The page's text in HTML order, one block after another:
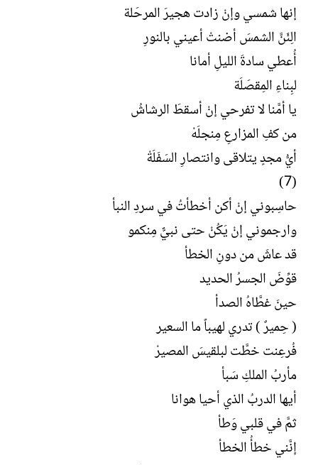
إنها شمسي وإنْ زادت هجيرَ المرحَلة
الِئَنَّ الشمسَ أضنتْ أعيني بالنورِ
أُعطي سادةَ الليلِ أمانا
لبِناءِ المِقصَلَة
يا أمَّنا لا تفرحي إنْ أسقطَ الرشاشُ
من كفِ المزارعِ مِنجلَهْ
أيُّ مجدٍ يتلاقى وانتصارِ السَفَلَةْ
(7)
حاسِبوني إنْ أكن أخطأتُ في سردِ النبأ
وارجموني إنْ يَكُنْ حتى نبيٌّ مِنكمو
قد عاشَ من دونِ الخطأ
قوِّضَ الجسرُ الحديد
حينَ غطَّاهُ الصدأ
( حِميرٌ ) تدري لهيباً ما السعير
فُرعِنت خطَّت لبلقيسَ المصيرْ
مأربُ الملكِ سَبأ
أيها الدربُ الذي أحيا هوانا
ثمَّ في قلبي وَطأ
إنَّني خطأُ الخطأ